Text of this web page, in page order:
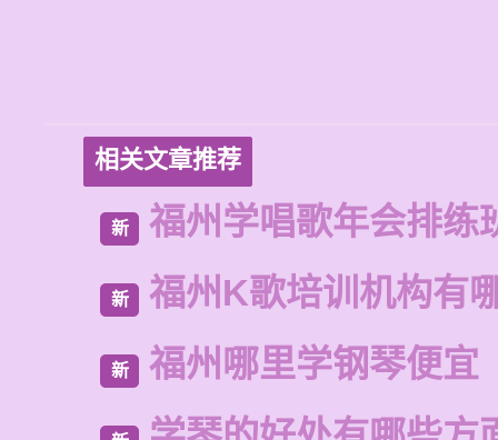
相关文章推荐
新 福州学唱歌年会排练
新 福州K歌培训机构有
新 福州哪里学钢琴便宜